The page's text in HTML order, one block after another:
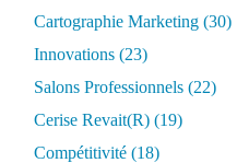
Cartographie Marketing (30)
Innovations (23)
Salons Professionnels (22)
Cerise Revait(r) (19)
Compétitivité (18)